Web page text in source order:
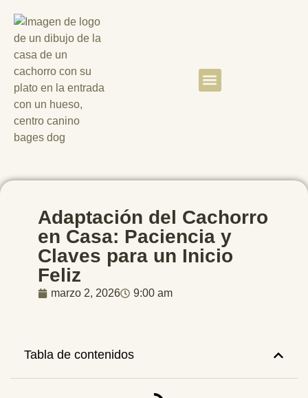
Adaptación del Cachorro
en Casa: Paciencia y
Claves para un Inicio
Feliz
marzo 2, 2026 9:00 am
Tabla de contenidos